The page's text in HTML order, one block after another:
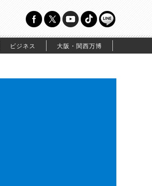
ビジネス 大阪・関西万博